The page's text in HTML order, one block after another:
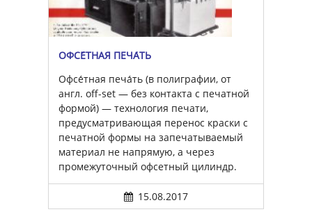
ОФСЕ́ТНАЯ ПЕЧА́ТЬ
Офсе́тная печа́ть (в полиграфии, от
англ. off-set — без контакта с печатной
формой) — технология печати,
предусматривающая перенос краски с
печатной формы на запечатываемый
материал не напрямую, а через
промежуточный офсетный цилиндр.
15.08.2017